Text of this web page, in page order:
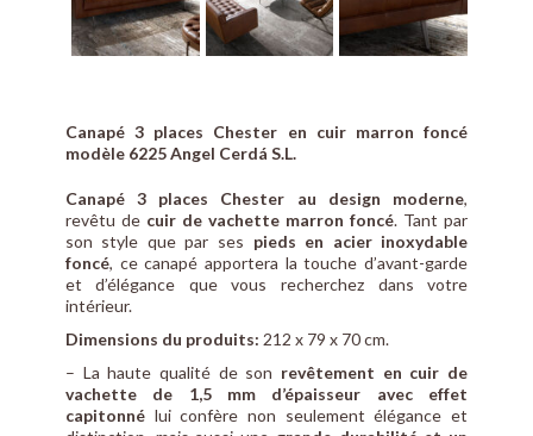
Canapé 3 places Chester en cuir marron foncé
modèle 6225 Angel Cerdá S.L.
Canapé 3 places Chester au design moderne,
revêtu de cuir de vachette marron foncé. Tant par
son style que par ses pieds en acier inoxydable
foncé, ce canapé apportera la touche d’avant-garde
et d’élégance que vous recherchez dans votre
intérieur.
Dimensions du produits: 212 x 79 x 70 cm.
– La haute qualité de son revêtement en cuir de
vachette de 1,5 mm d’épaisseur avec effet
capitonnélui confère non seulement élégance et